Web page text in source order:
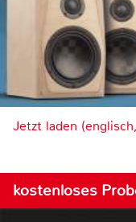
Jetzt laden
kostenloses